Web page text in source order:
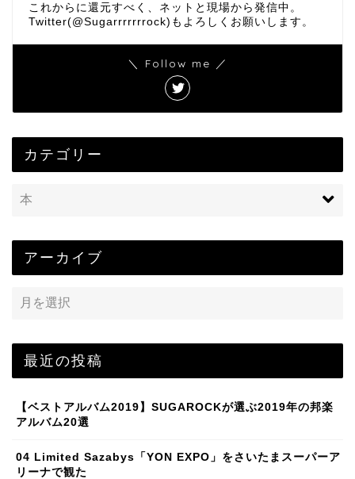
これからに還元すべく、ネットと現場から発信中。
Twitter(@Sugarrrrrrrock)もよろしくお願いします。
＼ Follow me ／
カテゴリー
アーカイブ
最近の投稿
【ベストアルバム2019】SUGAROCKが選ぶ2019年の邦楽
アルバム20選
04 Limited Sazabys「YON EXPO」をさいたまスーパーア
リーナで観た